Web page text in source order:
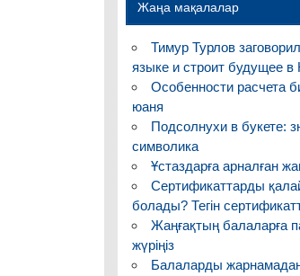
Жаңа мақалалар
Тимур Турлов
языке и строит будущее в
Особенности расчета
юаня
Подсолнухи в букете:
символика
Ұстаздарға арналған
Сертификаттарды қалай
болады? Тегін
Жаңғақтың балаларға
жүріңіз
Балаларды